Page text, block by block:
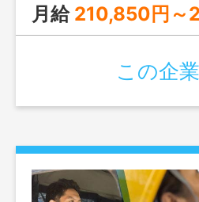
月給 210,850円～
この企